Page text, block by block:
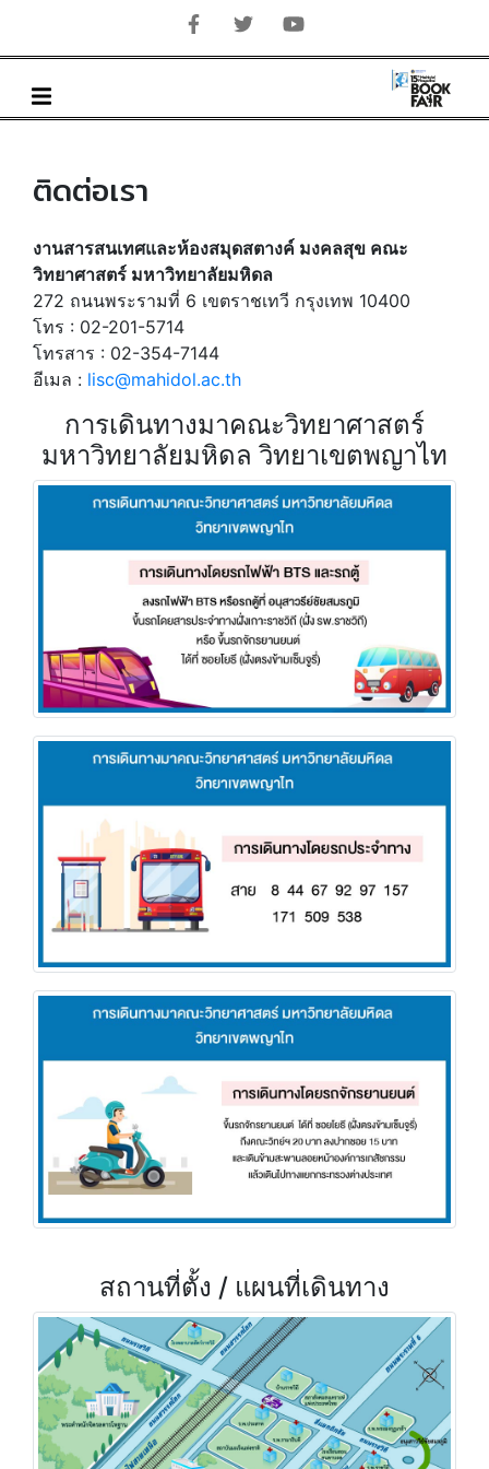
ติดต่อเรา
งานสารสนเทศและห้องสมุดสตางค์ มงคลสุข คณะ
วิทยาศาสตร์ มหาวิทยาลัยมหิดล
272 ถนนพระรามที่ 6 เขตราชเทวี กรุงเทพ 10400
โทร : 02-201-5714
โทรสาร : 02-354-7144
อีเมล : lisc@mahidol.ac.th
การเดินทางมาคณะวิทยาศาสตร์
มหาวิทยาลัยมหิดล วิทยาเขตพญาไท
สถานที่ตั้ง / แผนที่เดินทาง